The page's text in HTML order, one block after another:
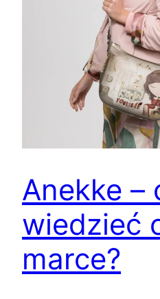
Anekke –
wiedzieć
marce?